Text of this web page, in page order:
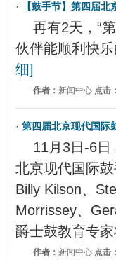
· 【鼓手节】第四届
再有2天，“
伙伴能顺利快
细]
作者： 新闻中心 点击：
· 第四届北京现代国际
11月3日-6日
北京现代国际
Billy Kilson、
Morrissey、
爵士鼓教育专
作者： 新闻中心 点击：